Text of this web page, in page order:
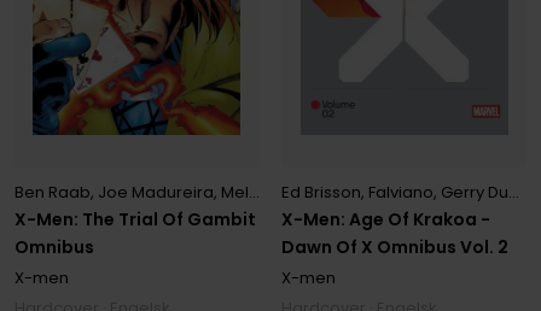
X-Men: The Trial Of Gambit
Omnibus
Ben Raab, Joe Madureira, Melvin Rubi ,Scott Lobdell
X-men
X-Men: Age Of Krakoa -
Dawn Of X Omnibus Vol. 2
Ed Brisson, Falviano, Gerry Duggan
X-men